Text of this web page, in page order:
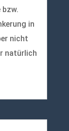
in
nicht
natürlich